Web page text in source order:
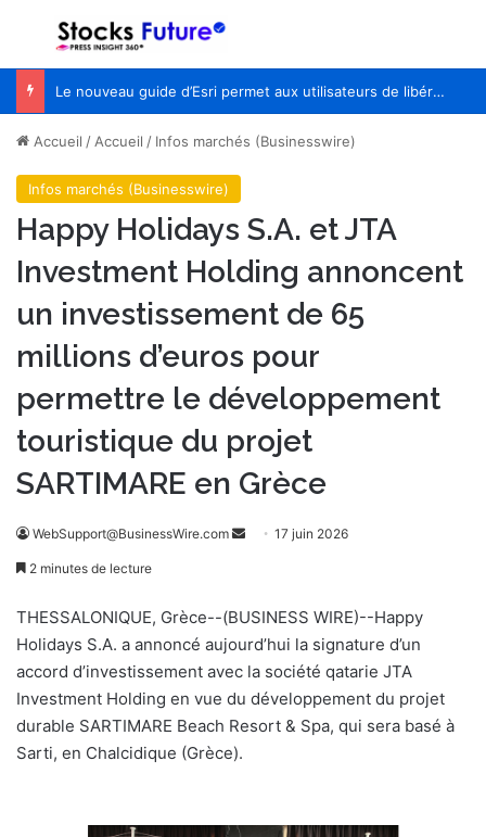
Menu
Le nouveau guide d’Esri permet aux utilisateurs de libérer le potentiel de l’IA avec le pouvoir de la géographie
Accueil /Accueil / Infos marchés (Businesswire)
Infos marchés (Businesswire)
Happy Holidays S.A. et JTA
Investment Holding annoncent
un investissement de 65
millions d’euros pour
permettre le développement
touristique du projet
SARTIMARE en Grèce
WebSupport@BusinessWire.com
o
y
e
17 juin 2026
2 minutes de lecture
THESSALONIQUE, Grèce--(BUSINESS WIRE)--Happy
Holidays S.A. a annoncé aujourd’hui la signature d’un
accord d’investissement avec la société qatarie JTA
Investment Holding en vue du développement du projet
durable SARTIMARE Beach Resort & Spa, qui sera basé à
Sarti, en Chalcidique (Grèce).